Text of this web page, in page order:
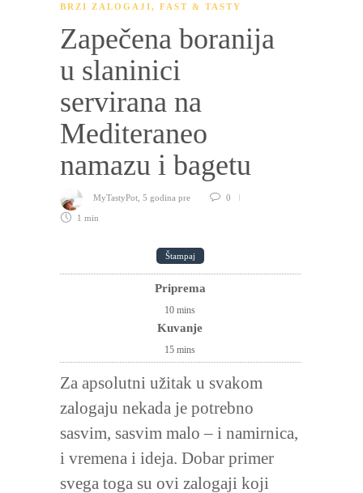
BRZI ZALOGAJI, FAST & TASTY
Zapečena boranija
u slaninici
servirana na
Mediteraneo
namazu i bagetu
MyTastyPot, 5 godina pre 0
1 min
Štampaj
Priprema
10 mins
Kuvanje
15 mins
Za apsolutni užitak u svakom
zalogaju nekada je potrebno
sasvim, sasvim malo – i namirnica,
i vremena i ideja. Dobar primer
svega toga su ovi zalogaji koji